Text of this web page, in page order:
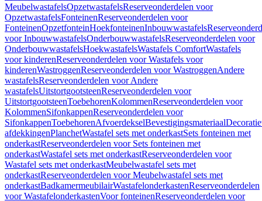
MeubelwastafelsOpzetwastafelsReserveonderdelen voor
OpzetwastafelsFonteinenReserveonderdelen voor
FonteinenOpzetfonteinHoekfonteinenInbouwwastafels
voor InbouwwastafelsOnderbouwwastafelsReserveonderdelen voor
OnderbouwwastafelsHoekwastafelsWastafels ComfortWastafels
voor kinderenReserveonderdelen voor Wastafels voor
kinderenWastroggenReserveonderdelen voor WastroggenAndere
wastafelsReserveonderdelen voor Andere
wastafelsUitstortgootsteenReserveonderdelen voor
UitstortgootsteenToebehorenKolommenReserveonderdelen voor
KolommenSifonkappenReserveonderdelen voor
SifonkappenToebehorenAfvoerdekselBevestigingsmateriaal
afdekkingenPlanchetWastafel sets met onderkastSets fonteinen met
onderkastReserveonderdelen voor Sets fonteinen met
onderkastWastafel sets met onderkastReserveonderdelen voor
Wastafel sets met onderkastMeubelwastafel sets met
onderkastReserveonderdelen voor Meubelwastafel sets met
onderkastBadkamermeubilairWastafelonderkastenReserveonderdelen
voor WastafelonderkastenVoor fonteinenReserveonderdelen voor